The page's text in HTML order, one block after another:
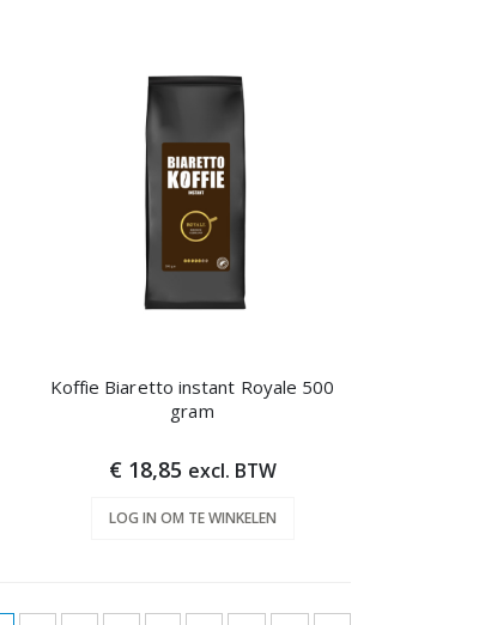
Koffie Biaretto instant Royale 500
gram
€ 18,85 excl. BTW
LOG IN OM TE WINKELEN